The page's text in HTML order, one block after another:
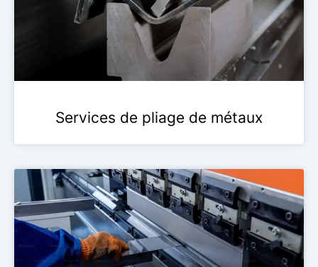
Services de pliage de métaux